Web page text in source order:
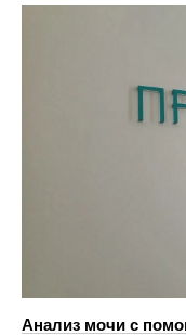
Анализ мочи с